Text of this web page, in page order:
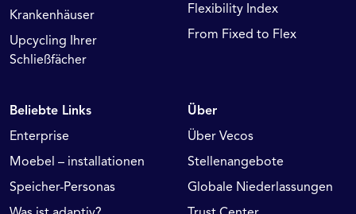
Krankenhäuser
Upcycling Ihrer
Schließfächer
Flexibility Index
From Fixed to Flex
Beliebte Links
Enterprise
Moebel – installationen
Speicher-Personas
Über
Über Vecos
Stellenangebote
Globale Niederlassungen